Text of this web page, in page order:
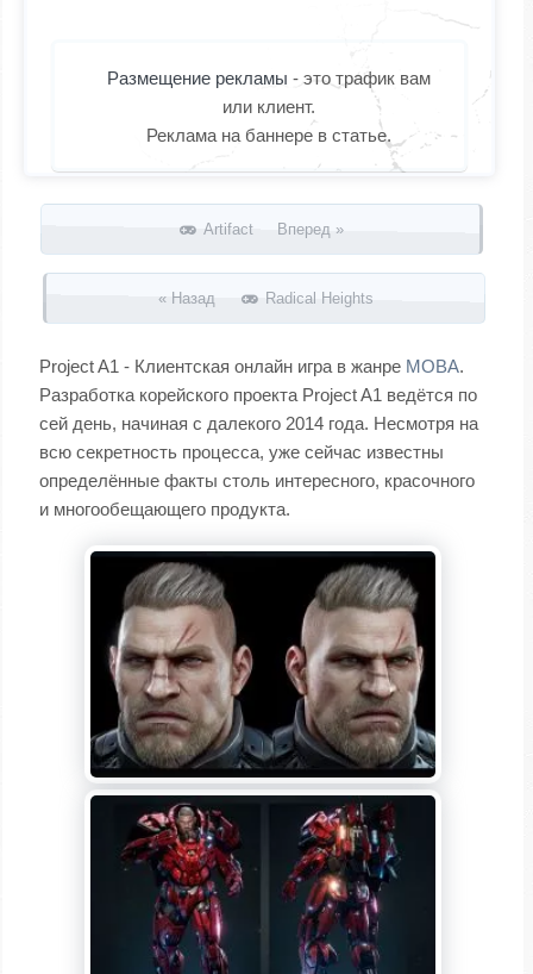
Размещение рекламы - это трафик вам
или клиент.
Реклама на баннере в статье.
Запись навигация
Artifact Вперед »
« Назад Radical Heights
Project A1 - Клиентская онлайн игра в жанре MOBA.
Разработка корейского проекта Project A1 ведётся по
сей день, начиная с далекого 2014 года. Несмотря на
всю секретность процесса, уже сейчас известны
определённые факты столь интересного, красочного
и многообещающего продукта.